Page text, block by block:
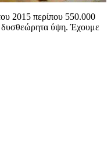
2015 περίπου 550.000
δυσθεώρητα ύψη. Έχουμε